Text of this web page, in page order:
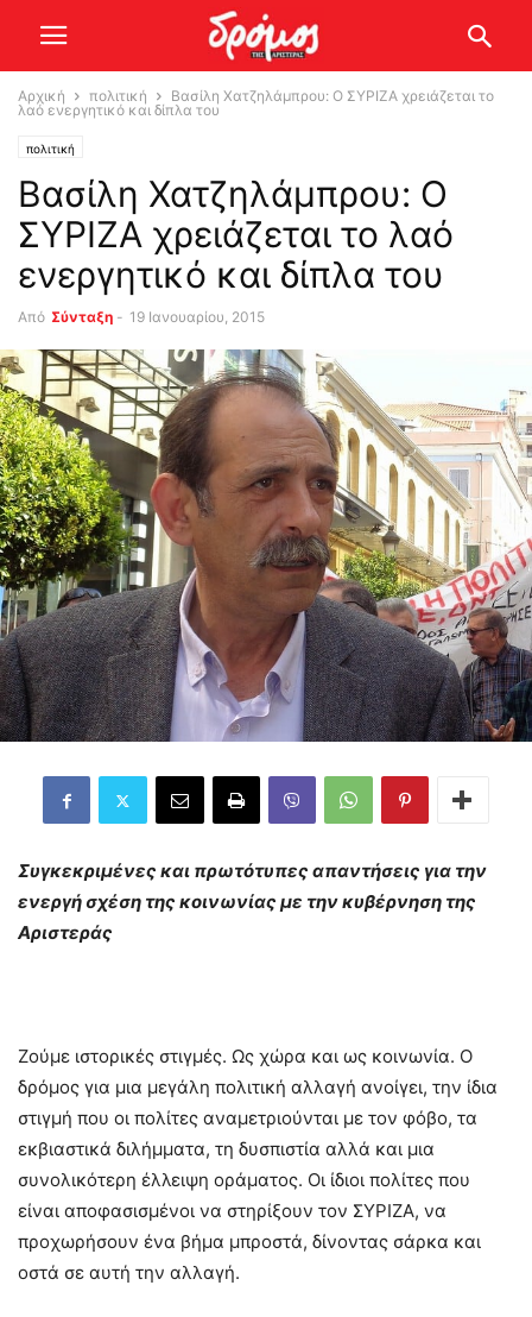
Αρχική πολιτική
Βασίλη Χατζηλάμπρου: Ο ΣΥΡΙΖΑ χρειάζεται το
λαό ενεργητικό και δίπλα του
πολιτική
Βασίλη Χατζηλάμπρου: Ο
ΣΥΡΙΖΑ χρειάζεται το λαό
ενεργητικό και δίπλα του
Από Σύνταξη - 19 Ιανουαρίου, 2015
Συγκεκριμένες και πρωτότυπες απαντήσεις για την
ενεργή σχέση της κοινωνίας με την κυβέρνηση της
Αριστεράς
Ζούμε ιστορικές στιγμές. Ως χώρα και ως κοινωνία. Ο
δρόμος για μια μεγάλη πολιτική αλλαγή ανοίγει, την ίδια
στιγμή που οι πολίτες αναμετριούνται με τον φόβο, τα
εκβιαστικά διλήμματα, τη δυσπιστία αλλά και μια
συνολικότερη έλλειψη οράματος. Οι ίδιοι πολίτες που
είναι αποφασισμένοι να στηρίξουν τον ΣΥΡΙΖΑ, να
προχωρήσουν ένα βήμα μπροστά, δίνοντας σάρκα και
οστά σε αυτή την αλλαγή.